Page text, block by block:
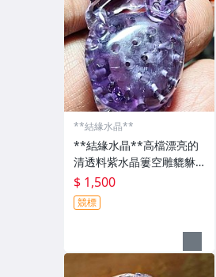
**結緣水晶**
**結緣水晶**高檔漂亮的
清透料紫水晶簍空雕貔貅
如意魚簍8.6公克(7-16),週
年慶回饋金開跑,詳情請參
考商品描述!
$ 1,500
競標